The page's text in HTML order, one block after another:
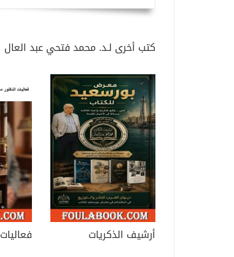
كتب أخرى لـد. محمد فتحي عبد العال
أرشيف الذكريات